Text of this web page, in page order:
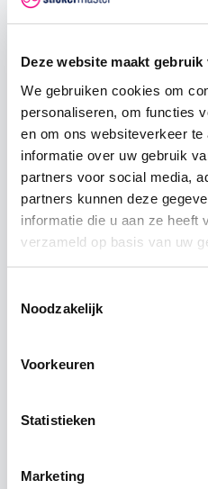
Deze website maakt gebruik
We gebruiken cookies om
personaliseren, om functies
en om ons websiteverkeer
informatie over uw gebruik
partners voor social media,
partners kunnen deze
informatie die u aan ze heeft
verzameld op basis van uw
Noodzakelijk
Voorkeuren
Statistieken
Marketing
25
200 € 0,88
500 € 0,70
750
Bruin